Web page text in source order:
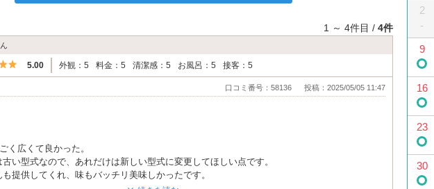
1 ～ 4件目 / 4件
5つ星のうち5
5.00 外観：5 料金：5 清潔感：5 お風呂：5 接客：5
口コミ番号：58136 投稿：2025/05/05 11:47
く広くて良かった。
い型式なので、あれだけは新しい型式に変更してほしい点です。
提供してくれ、味もバッチリ美味しかったです。
2
-
9
16
23
30
6
13
20
-
27